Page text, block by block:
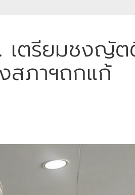
เตรียมชงญั
สภาฯถกแก้